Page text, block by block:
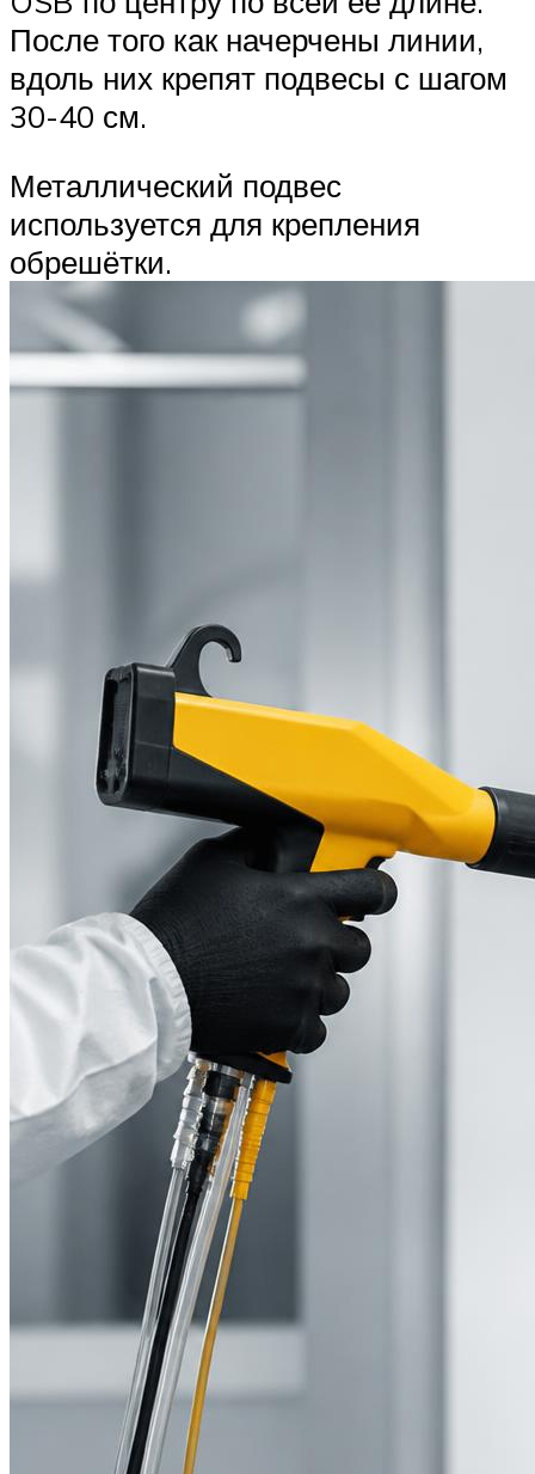
После того как начерчены линии,
вдоль них крепят подвесы с шагом
30-40 см.
Металлический подвес
используется для крепления
обрешётки.